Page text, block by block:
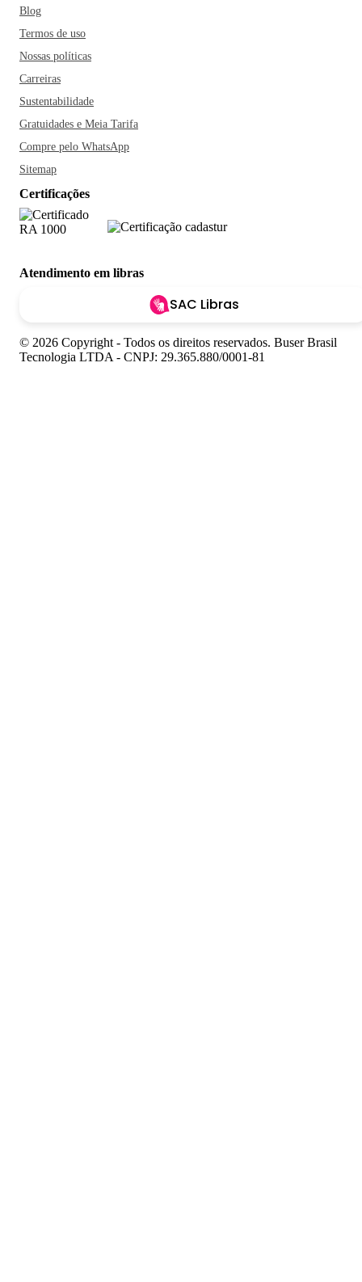
Blog
Termos de uso
Nossas políticas
Carreiras
Sustentabilidade
Gratuidades e Meia Tarifa
Compre pelo WhatsApp
Sitemap
Certificações
Atendimento em libras
SAC Libras
© 2026 Copyright - Todos os direitos reservados. Buser Brasil
Tecnologia LTDA - CNPJ: 29.365.880/0001-81